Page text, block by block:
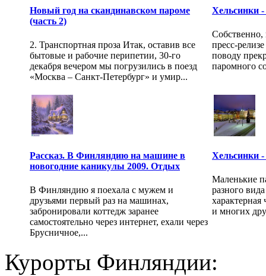
Новый год на скандинавском пароме
(часть 2)
2. Транспортная проза Итак, оставив все
бытовые и рабочие перипетии, 30-го
декабря вечером мы погрузились в поезд
«Москва – Санкт-Петербург» и умир...
Хельсинки -
пресс-
поводу
паромного
Рассказ. В Финляндию на машине в
новогодние каникулы 2009. Отдых
В Финляндию я поехала с мужем и
друзьями первый раз на машинах,
забронировали коттедж заранее
самостоятельно через интернет, ехали через
Брусничное,...
Хельсинки -
Маленькие
разного
характерная
и многих
Курорты Финляндии: